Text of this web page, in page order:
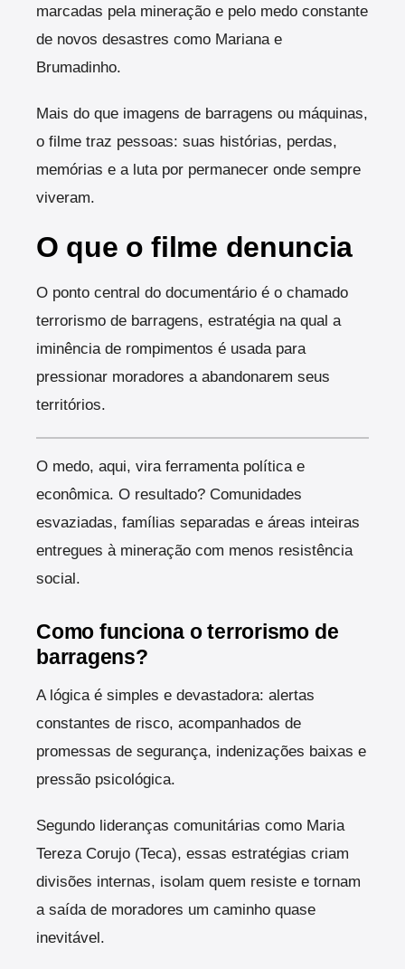
marcadas pela mineração e pelo medo constante
de novos desastres como Mariana e
Brumadinho.
Mais do que imagens de barragens ou máquinas,
o filme traz pessoas: suas histórias, perdas,
memórias e a luta por permanecer onde sempre
viveram.
O que o filme denuncia
O ponto central do documentário é o chamado
terrorismo de barragens, estratégia na qual a
iminência de rompimentos é usada para
pressionar moradores a abandonarem seus
territórios.
O medo, aqui, vira ferramenta política e
econômica. O resultado? Comunidades
esvaziadas, famílias separadas e áreas inteiras
entregues à mineração com menos resistência
social.
Como funciona o terrorismo de
barragens?
A lógica é simples e devastadora: alertas
constantes de risco, acompanhados de
promessas de segurança, indenizações baixas e
pressão psicológica.
Segundo lideranças comunitárias como Maria
Tereza Corujo (Teca), essas estratégias criam
divisões internas, isolam quem resiste e tornam
a saída de moradores um caminho quase
inevitável.